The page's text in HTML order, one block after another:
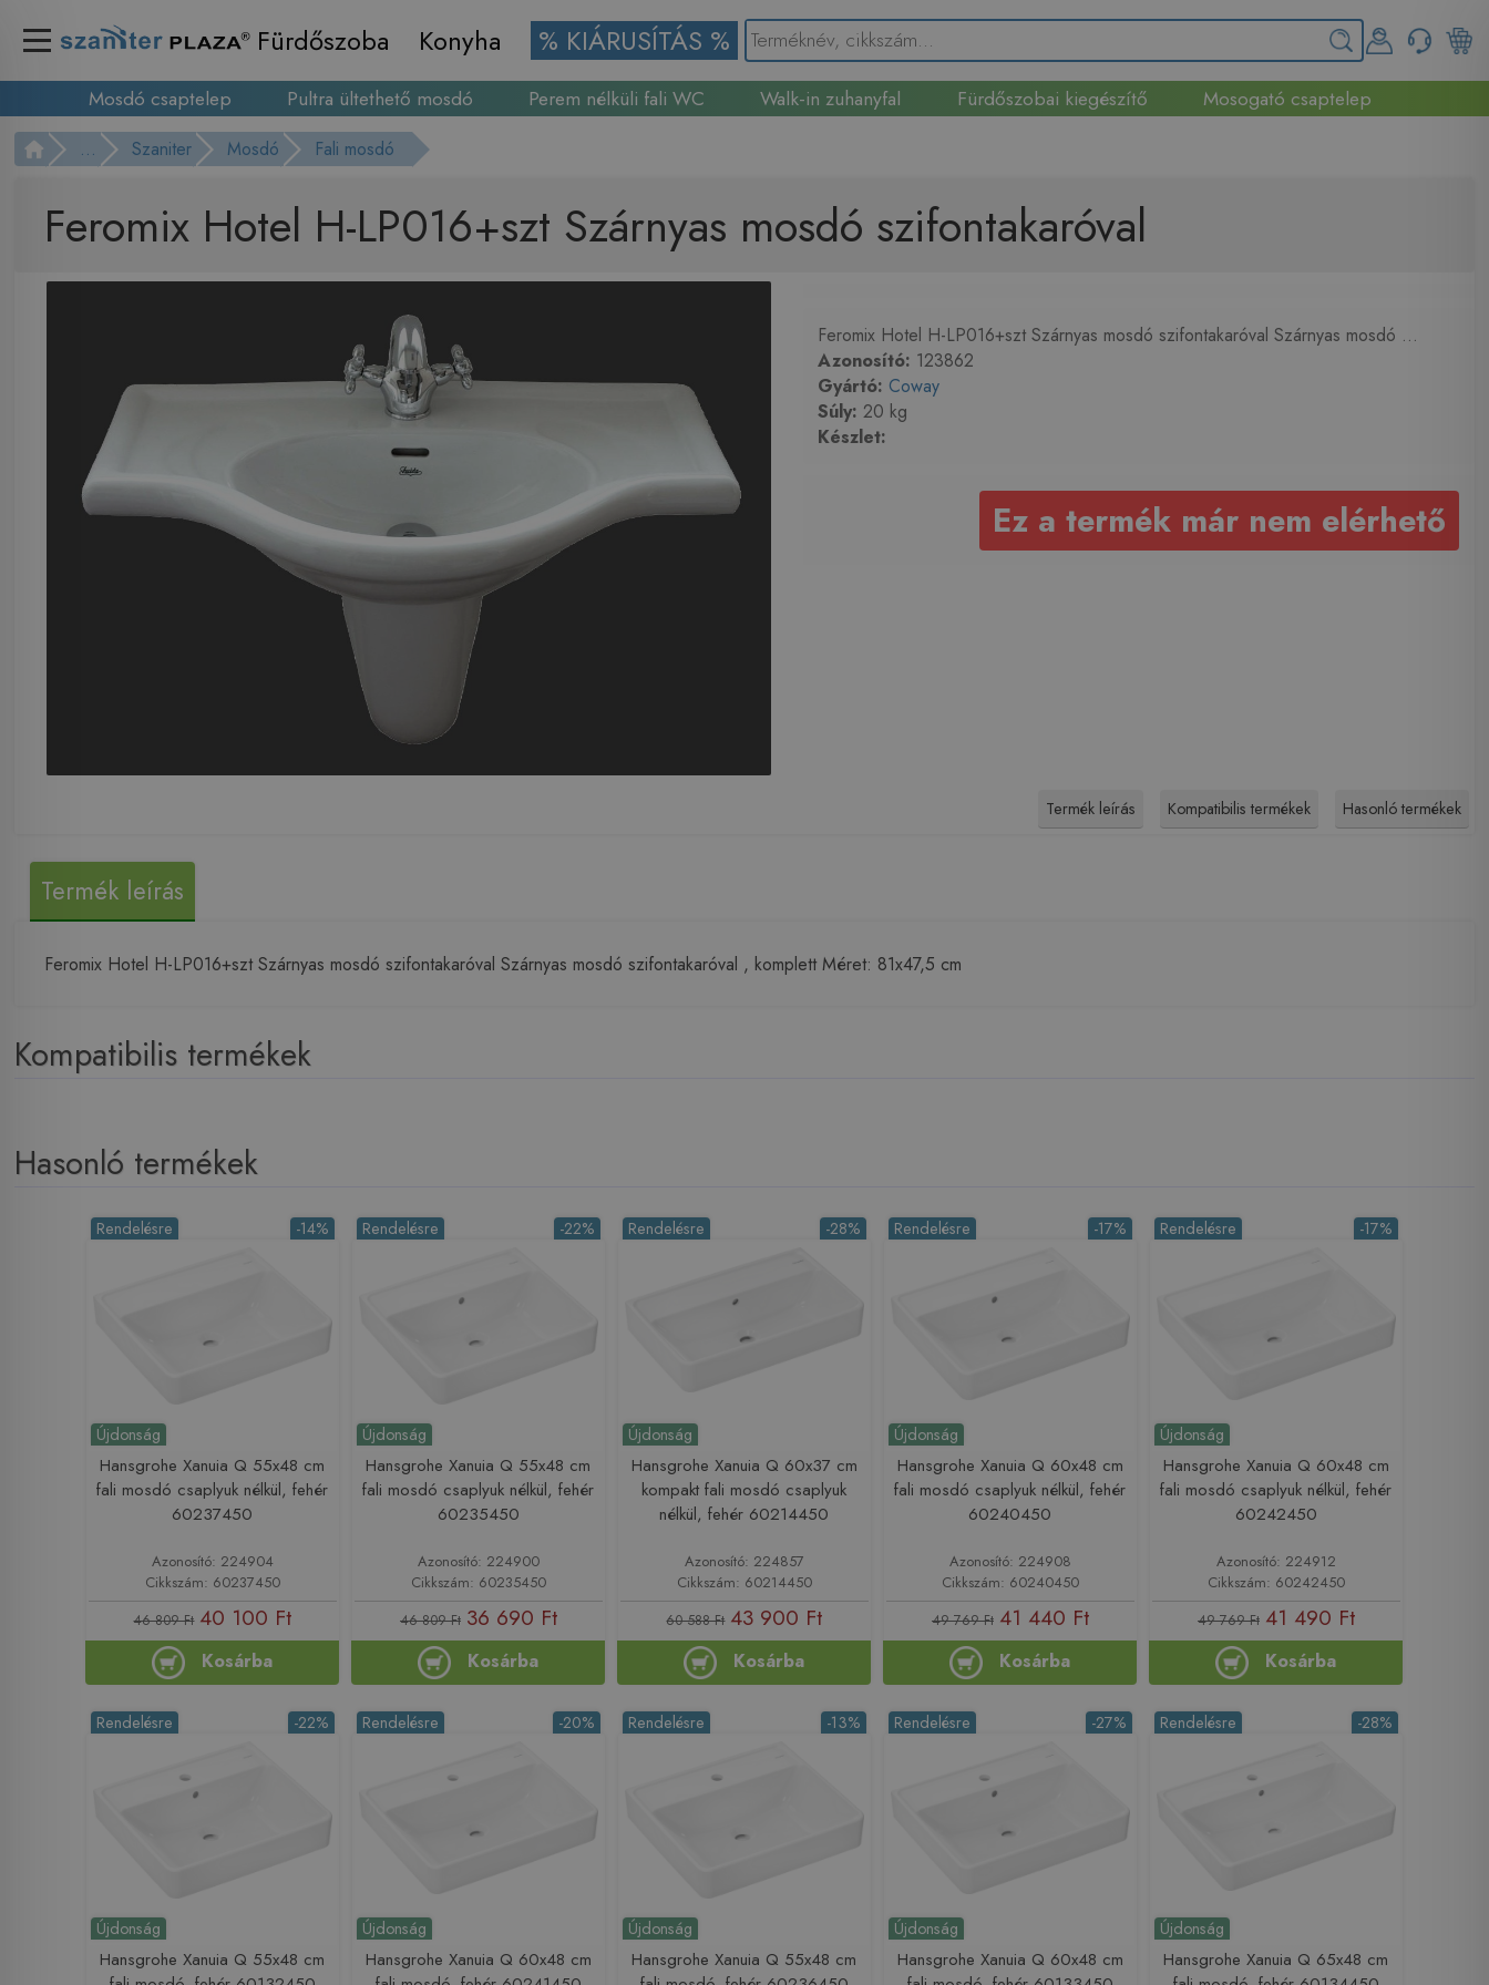
Fürdőszoba Konyha % KIÁRUSÍTÁS %
Mosdó csaptelep Pultra ültethető mosdó Perem nélküli fali WC Walk-in zuhanyfal Fürdőszobai kiegészítő
Mosogató csaptelep
... Szaniter Mosdó Fali mosdó
Feromix Hotel H-LP016+szt Szárnyas mosdó szifontakaróval
Feromix Hotel H-LP016+szt Szárnyas mosdó szifontakaróval Szárnyas mosdó ...
Azonosító: 123862
Gyártó: Coway
Súly: 20 kg
Készlet:
Ez a termék már nem elérhető
Termék leírás Kompatibilis termékek Hasonló termékek
Termék leírás
Feromix Hotel H-LP016+szt Szárnyas mosdó szifontakaróval Szárnyas mosdó szifontakaróval , komplett Méret: 81x47,5 cm
Kompatibilis termékek
Hasonló termékek
Újdonság
-14%
Rendelésre
Hansgrohe Xanuia Q 55x48 cm
fali mosdó csaplyuk nélkül, fehér
60237450
Azonosító: 224904
Cikkszám: 60237450
46 809 Ft 40 100 Ft
Kosárba
Újdonság
-22%
Rendelésre
Hansgrohe Xanuia Q 55x48 cm
fali mosdó csaplyuk nélkül, fehér
60235450
Azonosító: 224900
Cikkszám: 60235450
46 809 Ft 36 690 Ft
Kosárba
Újdonság
-28%
Rendelésre
Hansgrohe Xanuia Q 60x37 cm
kompakt fali mosdó csaplyuk
nélkül, fehér 60214450
Azonosító: 224857
Cikkszám: 60214450
60 588 Ft 43 900 Ft
Kosárba
Újdonság
-17%
Rendelésre
Hansgrohe Xanuia Q 60x48 cm
fali mosdó csaplyuk nélkül, fehér
60240450
Azonosító: 224908
Cikkszám: 60240450
49 769 Ft 41 440 Ft
Kosárba
Újdonság
-17%
Rendelésre
Hansgrohe Xanuia Q 60x48 cm
fali mosdó csaplyuk nélkül, fehér
60242450
Azonosító: 224912
Cikkszám: 60242450
49 769 Ft 41 490 Ft
Kosárba
Újdonság
-22%
Rendelésre
Hansgrohe Xanuia Q 55x48 cm
Újdonság
-20%
Rendelésre
Hansgrohe Xanuia Q 60x48 cm
Újdonság
-13%
Rendelésre
Hansgrohe Xanuia Q 55x48 cm
Újdonság
-27%
Rendelésre
Hansgrohe Xanuia Q 60x48 cm
Újdonság
-28%
Rendelésre
Hansgrohe Xanuia Q 65x48 cm